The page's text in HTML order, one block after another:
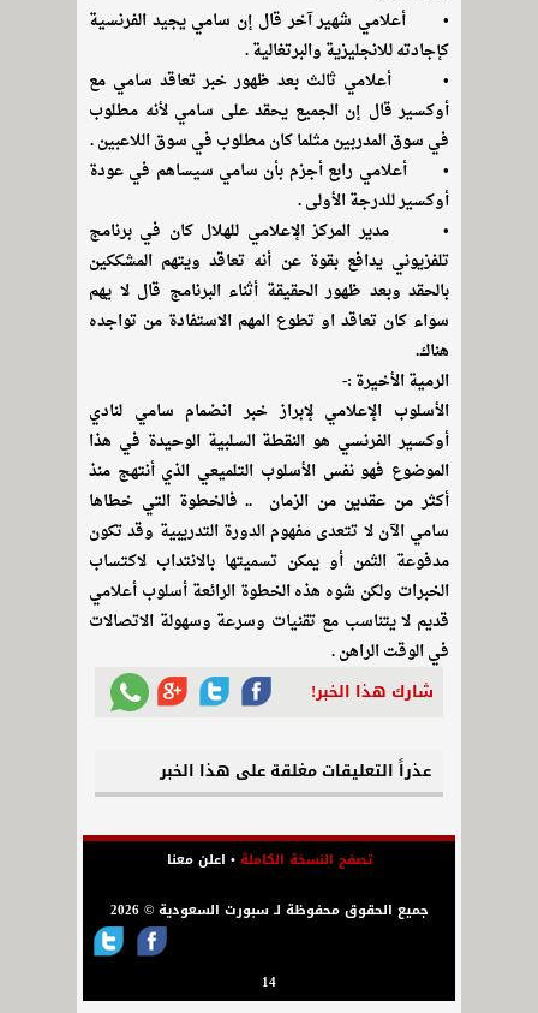
• أعلامي شهير آخر قال إن سامي يجيد الفرنسية
كإجادته للانجليزية والبرتغالية .
• أعلامي ثالث بعد ظهور خبر تعاقد سامي مع
أوكسير قال إن الجميع يحقد على سامي لأنه مطلوب
في سوق المدربين مثلما كان مطلوب في سوق اللاعبين .
• أعلامي رابع أجزم بأن سامي سيساهم في عودة
أوكسير للدرجة الأولى .
• مدير المركز الإعلامي للهلال كان في برنامج
تلفزيوني يدافع بقوة عن أنه تعاقد ويتهم المشككين
بالحقد وبعد ظهور الحقيقة أثناء البرنامج قال لا يهم
سواء كان تعاقد او تطوع المهم الاستفادة من تواجده
هناك.
الرمية الأخيرة :-
الأسلوب الإعلامي لإبراز خبر انضمام سامي لنادي
أوكسير الفرنسي هو النقطة السلبية الوحيدة في هذا
الموضوع فهو نفس الأسلوب التلميعي الذي أنتهج منذ
أكثر من عقدين من الزمان .. فالخطوة التي خطاها
سامي الآن لا تتعدى مفهوم الدورة التدريبية وقد تكون
مدفوعة الثمن أو يمكن تسميتها بالانتداب لاكتساب
الخبرات ولكن شوه هذه الخطوة الرائعة أسلوب أعلامي
قديم لا يتناسب مع تقنيات وسرعة وسهولة الاتصالات
في الوقت الراهن .
شارك هذا الخبر!
عذراً التعليقات مغلقة على هذا الخبر
تصفح النسخة الكاملة• اعلن معنا
جميع الحقوق محفوظة لـ سبورت السعودية © 2026
14